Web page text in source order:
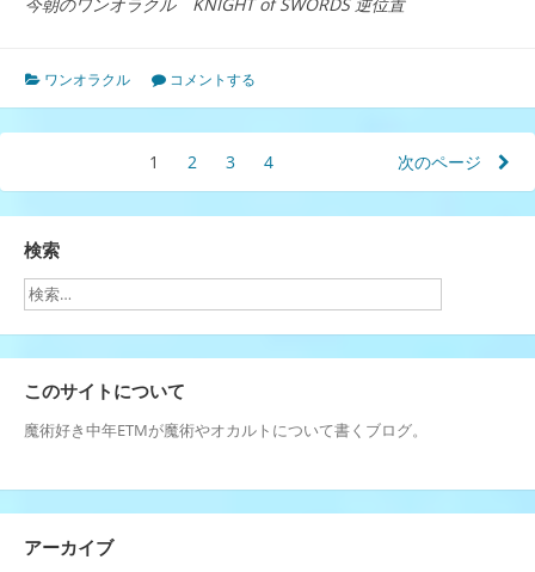
今朝のワンオラクル KNIGHT of SWORDS 逆位置
ワンオラクル コメントする
稿
の
ペ
ー
ジ
送
り
ー
ジ
1
ー
ジ
2
ー
ジ
3
ー
ジ
4 次のページ
検索
このサイトについて
魔術好き中年ETMが魔術やオカルトについて書くブログ。
アーカイブ